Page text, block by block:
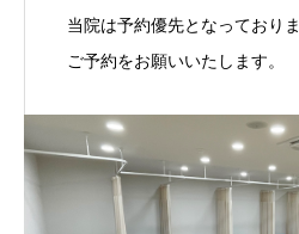
当院は予約優先となっており
ご予約をお願いいたします。